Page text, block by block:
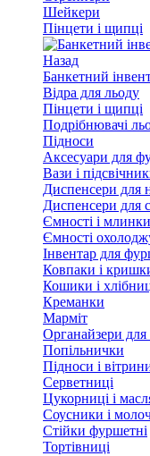
Шейкери
Пінцети і щипці
Назад
Банкетний
Відра для льоду
Пінцети і щипці
Подрібнювачі
Підноси
Аксесуари для
Вази і
Диспенсери для
Диспенсери для
Ємності і
Ємності
Інвентар для
Ковпаки і
Кошики і
Креманки
Марміт
Органайзери для
Попільнички
Підноси і
Серветниці
Цукорниці і
Соусники і
Стійки фуршетні
Тортівниці